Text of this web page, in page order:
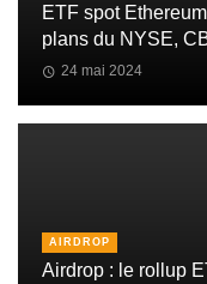
ETF spot
plans du NYSE,
24 mai 2024
AIRDROP
Airdrop : le rollup